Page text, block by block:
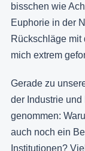
bisschen wie
Euphorie in der
Rückschläge
mich extrem
Gerade zu
der Industrie
genommen:
auch noch ein
Institutionen?